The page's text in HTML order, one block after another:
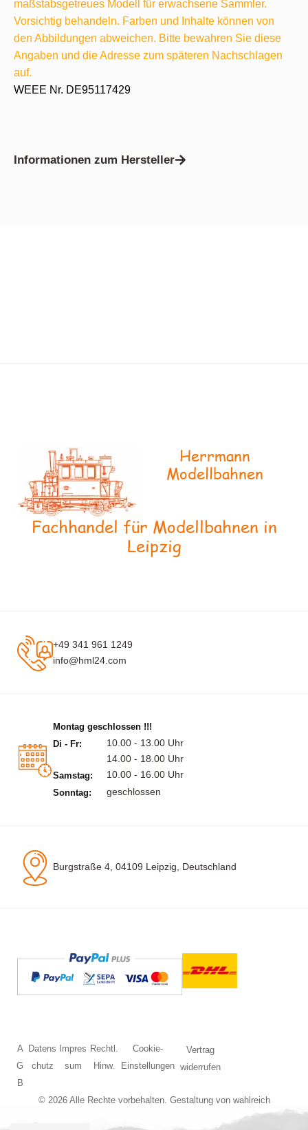
maßstabsgetreues Modell für erwachsene Sammler.
Vorsichtig behandeln. Farben und Inhalte können von
den Abbildungen abweichen. Bitte bewahren Sie diese
Angaben und die Adresse zum späteren Nachschlagen
auf.
WEEE Nr. DE95117429
Informationen zum Hersteller
Herrmann
Modellbahnen
Fachhandel für Modellbahnen in
Leipzig
+49 341 961 1249
info@hml24.com
Montag geschlossen !!!
Di - Fr:
10.00 - 13.00 Uhr
14.00 - 18.00 Uhr
Samstag: 10.00 - 16.00 Uhr
Sonntag: geschlossen
Burgstraße 4, 04109 Leipzig, Deutschland
© 2026 Alle Rechte vorbehalten. Gestaltung von wahlreich
A
G
B
Datens
chutz
Impres
sum
Rechtl.
Hinw.
Cookie-
Einstellungen
Vertrag
widerrufen